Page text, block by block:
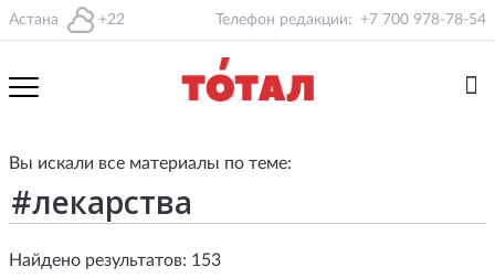
Астана +22 Телефон редакции: +7 700 978-78-54
Вы искали все материалы по теме:
Найдено результатов: 153